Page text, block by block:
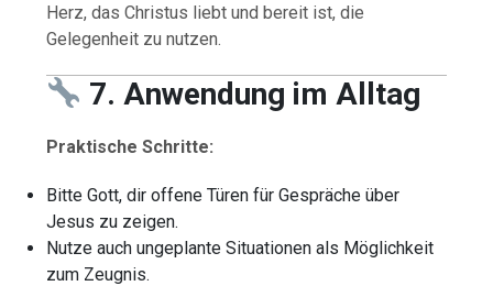
Herz, das Christus liebt und bereit ist, die
Gelegenheit zu nutzen.
7. Anwendung im Alltag
Praktische Schritte:
Bitte Gott, dir offene Türen für Gespräche über
Jesus zu zeigen.
Nutze auch ungeplante Situationen als Möglichkeit
zum Zeugnis.